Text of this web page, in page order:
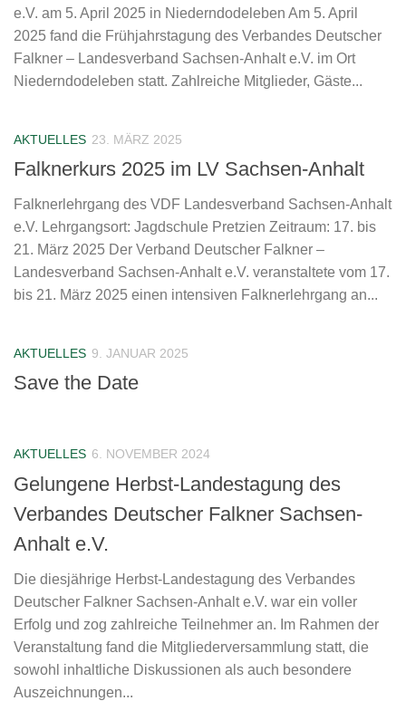
e.V. am 5. April 2025 in Niederndodeleben Am 5. April
2025 fand die Frühjahrstagung des Verbandes Deutscher
Falkner – Landesverband Sachsen-Anhalt e.V. im Ort
Niederndodeleben statt. Zahlreiche Mitglieder, Gäste...
AKTUELLES 23. MÄRZ 2025
Falknerkurs 2025 im LV Sachsen-Anhalt
Falknerlehrgang des VDF Landesverband Sachsen-Anhalt
e.V. Lehrgangsort: Jagdschule Pretzien Zeitraum: 17. bis
21. März 2025 Der Verband Deutscher Falkner –
Landesverband Sachsen-Anhalt e.V. veranstaltete vom 17.
bis 21. März 2025 einen intensiven Falknerlehrgang an...
AKTUELLES 9. JANUAR 2025
Save the Date
AKTUELLES 6. NOVEMBER 2024
Gelungene Herbst-Landestagung des
Verbandes Deutscher Falkner Sachsen-
Anhalt e.V.
Die diesjährige Herbst-Landestagung des Verbandes
Deutscher Falkner Sachsen-Anhalt e.V. war ein voller
Erfolg und zog zahlreiche Teilnehmer an. Im Rahmen der
Veranstaltung fand die Mitgliederversammlung statt, die
sowohl inhaltliche Diskussionen als auch besondere
Auszeichnungen...